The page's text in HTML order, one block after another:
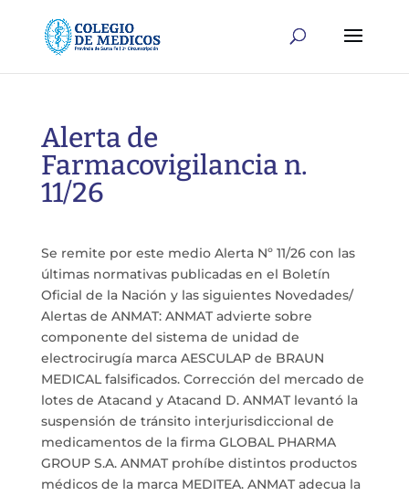
Alerta de
Farmacovigilancia n.
11/26
Se remite por este medio Alerta Nº 11/26 con las
últimas normativas publicadas en el Boletín
Oficial de la Nación y las siguientes Novedades/
Alertas de ANMAT: ANMAT advierte sobre
componente del sistema de unidad de
electrocirugía marca AESCULAP de BRAUN
MEDICAL falsificados. Corrección del mercado de
lotes de Atacand y Atacand D. ANMAT levantó la
suspensión de tránsito interjurisdiccional de
medicamentos de la firma GLOBAL PHARMA
GROUP S.A. ANMAT prohíbe distintos productos
médicos de la marca MEDITEA. ANMAT adecua la